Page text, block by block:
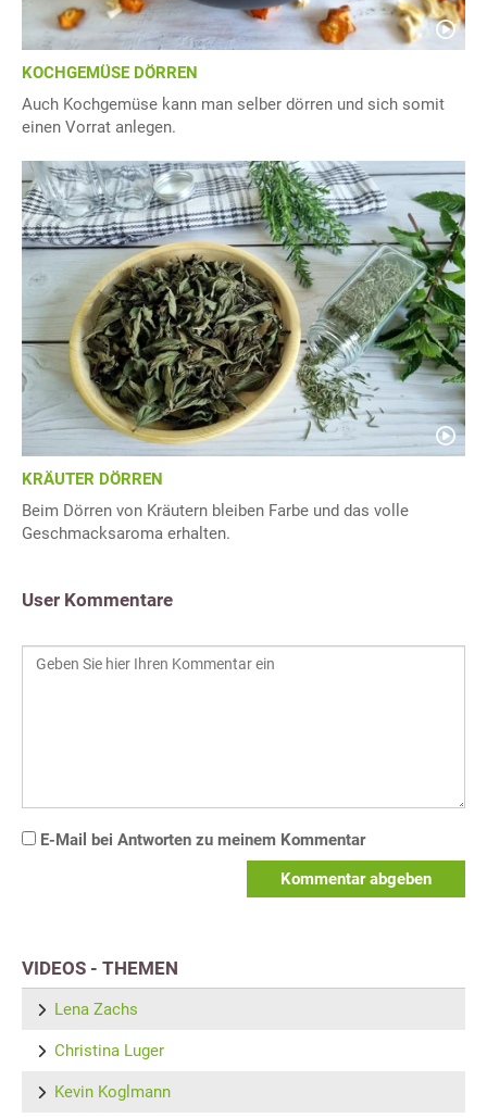
KOCHGEMÜSE DÖRREN
Auch Kochgemüse kann man selber dörren und sich somit
einen Vorrat anlegen.
KRÄUTER DÖRREN
Beim Dörren von Kräutern bleiben Farbe und das volle
Geschmacksaroma erhalten.
User Kommentare
E-Mail bei Antworten zu meinem Kommentar
Kommentar abgeben
VIDEOS - THEMEN
Lena Zachs
Christina Luger
Kevin Koglmann